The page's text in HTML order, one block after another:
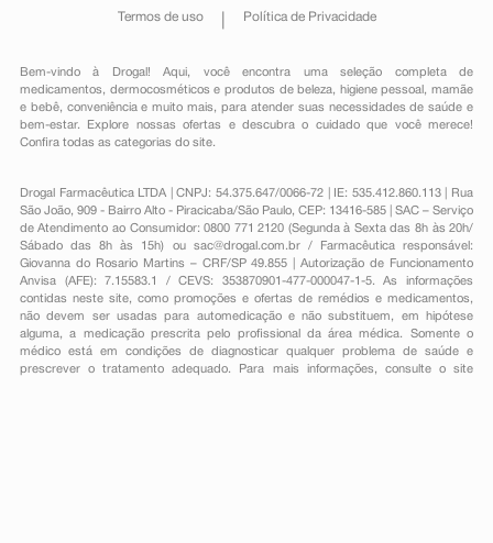
Termos de uso Política de Privacidade
Bem-vindo à Drogal! Aqui, você encontra uma seleção completa de
medicamentos , dermocosméticos e produtos de beleza, higiene pessoal ,mamãe
e bebê, conveniênciae muito mais, para atender suas necessidades de saúde e
bem-estar. Explore nossas ofertas e descubra o cuidado que você merece!
Confira todas as categorias do site.
Drogal Farmacêutica LTDA | CNPJ: 54.375.647/0066-72 | IE: 535.412.860.113 | Rua
São João, 909 - Bairro Alto - Piracicaba/São Paulo, CEP: 13416-585 | SAC – Serviço
de Atendimento ao Consumidor: 0800 771 2120 (Segunda à Sexta das 8h às 20h/
Sábado das 8h às 15h) ou sac@drogal.com.br/ Farmacêutica responsável:
Giovanna do Rosario Martins – CRF/SP 49.855 | Autorização de Funcionamento
Anvisa (AFE): 7.15583.1 / CEVS: 353870901-477-000047-1-5. As informações
contidas neste site, como promoções e ofertas de remédios e medicamentos,
não devem ser usadas para automedicação e não substituem, em hipótese
alguma, a medicação prescrita pelo profissional da área médica. Somente o
médico está em condições de diagnosticar qualquer problema de saúde e
prescrever o tratamento adequado. Para mais informações, consulte o site